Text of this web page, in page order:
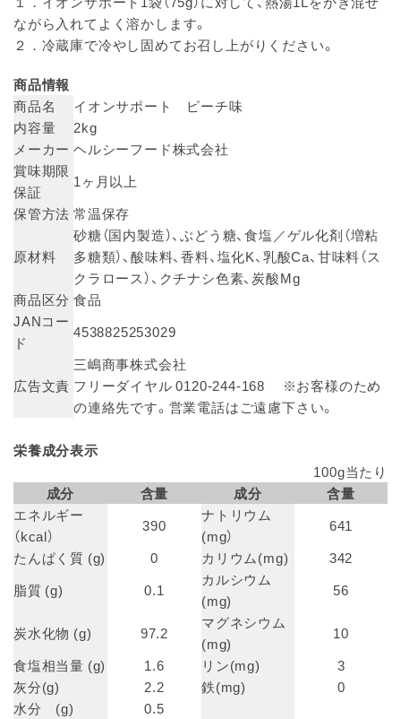
ながら入れてよく溶かします。
２．冷蔵庫で冷やし固めてお召し上がりください。
商品情報
商品名
イオンサポート ピーチ味
内容量
2kg
メーカー ヘルシーフード株式会社
賞味期限
保証
1ヶ月以上
保管方法 常温保存
原材料
砂糖（国内製造）、ぶどう糖、食塩／ゲル化剤（増粘
多糖類）、酸味料、香料、塩化K、乳酸Ca、甘味料（ス
クラロース）、クチナシ色素、炭酸Mg
商品区分 食品
JANコー
ド
4538825253029
広告文責
三嶋商事株式会社
フリーダイヤル 0120-244-168 ※お客様のため
の連絡先です。営業電話はご遠慮下さい。
栄養成分表示
100g当たり
成分
含量 成分
含量
エネルギー
（kcal）
390
ナトリウム
(mg）
641
たんぱく質 (g)
0 カリウム(mg)
342
脂質 (g)
0.1
カルシウム
(mg)
56
炭水化物 (g) 97.2
マグネシウム
(mg)
10
食塩相当量 (g)
1.6 リン(mg)
3
灰分(g)
2.2 鉄(mg)
0
水分 (g)
0.5